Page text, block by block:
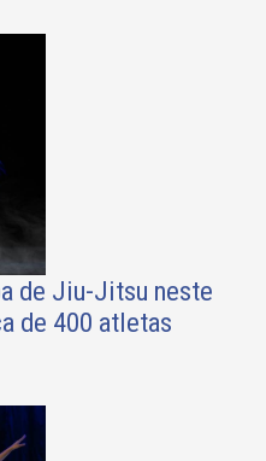
de Jiu-Jitsu neste
de 400 atletas